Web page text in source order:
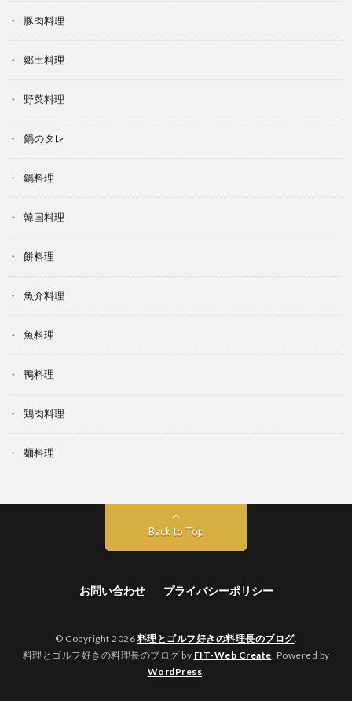
豚肉料理
郷土料理
野菜料理
鍋のタレ
鍋料理
韓国料理
餅料理
魚介料理
魚料理
鴨料理
鶏肉料理
麺料理
Back to Top
お問い合わせ プライバシーポリシー
© Copyright 2026 料理とゴルフ好きの料理長のブログ.
料理とゴルフ好きの料理長のブログ by FIT-Web Create. Powered by
WordPress.